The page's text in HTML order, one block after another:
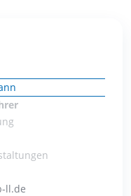
ll.de